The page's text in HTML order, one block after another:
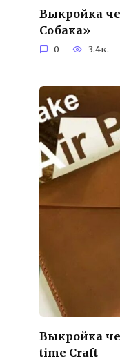
Выкройка
Собака»
0 3.4к.
Выкройка
time Craft